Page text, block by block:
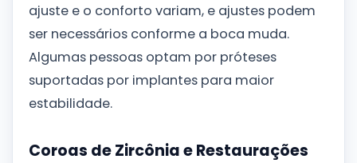
ajuste e o conforto variam, e ajustes podem
ser necessários conforme a boca muda.
Algumas pessoas optam por próteses
suportadas por implantes para maior
estabilidade.
Coroas de Zircônia e Restaurações